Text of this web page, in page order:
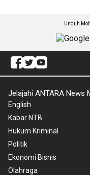
Unduh
Jelajahi ANTARA News
English
Kabar NTB
Hukum Kriminal
Politik
Ekonomi Bisnis
Olahraga